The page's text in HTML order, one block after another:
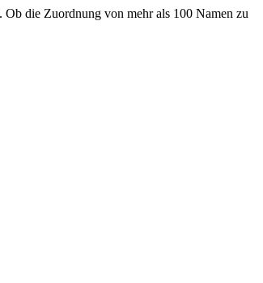
die Zuordnung von mehr als 100 Namen zu